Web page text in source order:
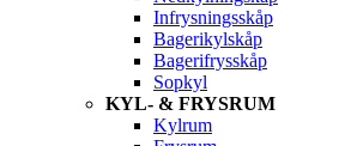
Infrysningsskåp
Bagerikylskåp
Bagerifrysskåp
Sopkyl
KYL- & FRYSRUM
Kylrum